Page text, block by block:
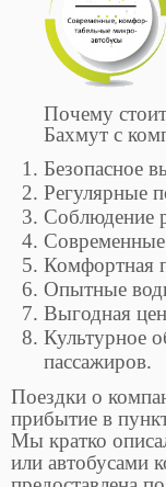
Почему
Бахмут с
Безопасное
Регулярные
Соблюдение
Комфортная
Опытные
Выгодная
Культурное
пассажиров.
Поездки о
прибытие в
Мы кратко
или автобусами